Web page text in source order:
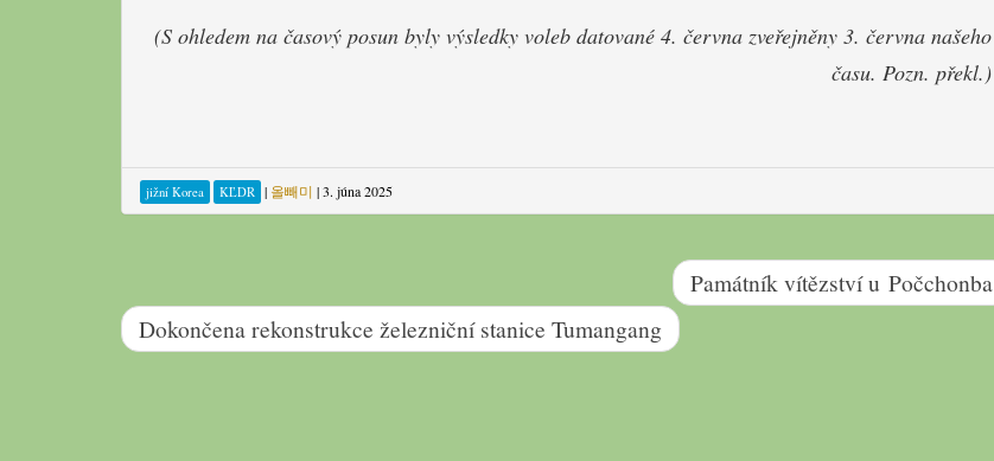
(S ohledem na časový posun byly výsledky voleb datované 4. června zveřejněny 3. června našeho
času. Pozn. překl.)
jižní Korea KĽDR | 올빼미 |3. júna 2025
Památník vítězství u Počchonba
Dokončena rekonstrukce železniční stanice Tumangang